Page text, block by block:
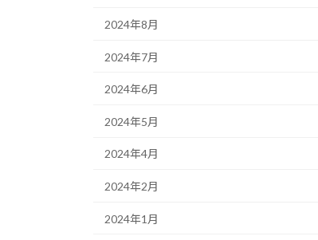
2024年8月
2024年7月
2024年6月
2024年5月
2024年4月
2024年2月
2024年1月